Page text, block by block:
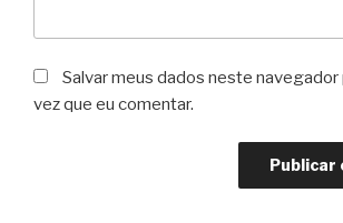
Salvar meus dados neste navegador
vez que eu comentar.